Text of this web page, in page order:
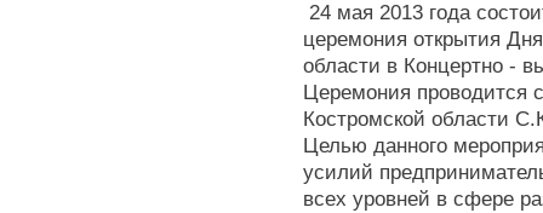
24 мая 2013 года
церемония открытия
области в Концертно -
Церемония проводится
Костромской области
Целью данного
усилий
всех уровней в сфере